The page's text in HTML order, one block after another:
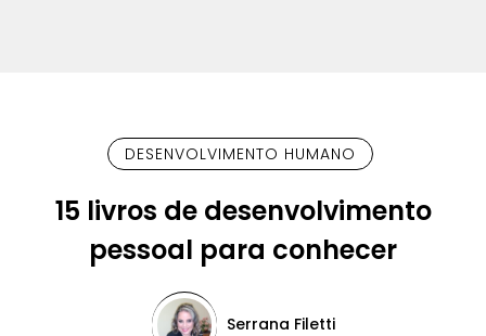
DESENVOLVIMENTO HUMANO
15 livros de desenvolvimento
pessoal para conhecer
Serrana Filetti